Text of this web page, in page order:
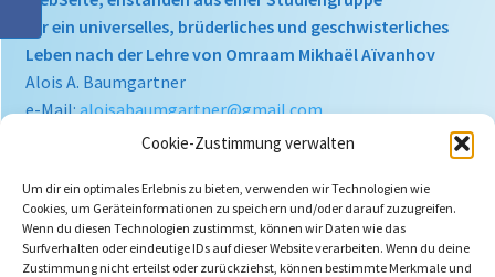
Cookie-Zustimmung verwalten
Um dir ein optimales Erlebnis zu bieten, verwenden wir Technologien wie
Cookies, um Geräteinformationen zu speichern und/oder darauf zuzugreifen.
Wenn du diesen Technologien zustimmst, können wir Daten wie das
Surfverhalten oder eindeutige IDs auf dieser Website verarbeiten. Wenn du deine
Zustimmung nicht erteilst oder zurückziehst, können bestimmte Merkmale und
für ein universelles, brüderliches und geschwisterliches
Leben nach der Lehre von Omraam Mikhaël Aïvanhov
Alois A. Baumgartner
e-Mail:aloisabaumgartner@gmail.com